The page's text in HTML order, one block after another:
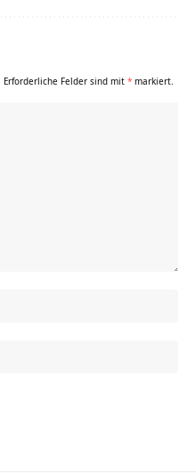
Erforderliche Felder sind mit * markiert.